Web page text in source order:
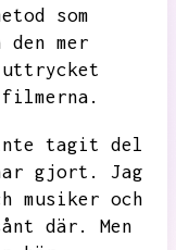
som
mer
inte tagit del
gjort.
Jag
musiker och
där.
Men